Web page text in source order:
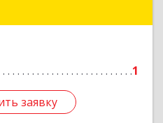
1
заявку
Подробнее
заявку